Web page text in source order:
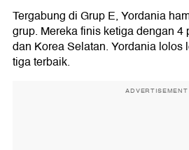
Tergabung di Grup E, Yordania
grup. Mereka finis ketiga dengan
dan Korea Selatan. Yordania lolos
tiga terbaik.
ADVERTISEMENT